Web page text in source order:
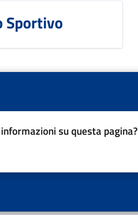
Sportivo
su questa pagina?